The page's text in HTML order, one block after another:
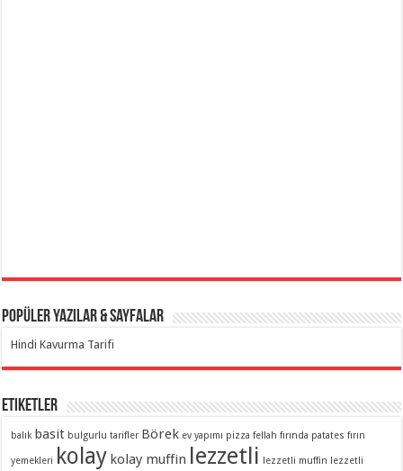
Popüler Yazılar & Sayfalar
Hindi Kavurma Tarifi
Etiketler
balık basit bulgurlu tarifler Börek ev yapımı pizza fellah fırında patates fırın
yemekleri kolay kolay muffin lezzetli lezzetli muffin lezzetli